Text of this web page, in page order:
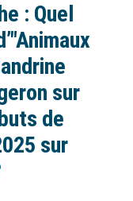
: Quel
sur
de
sur